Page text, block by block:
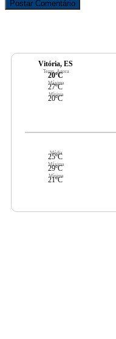
Vitória, ES
Temp. Agora
20ºC
Máxima
27ºC
Mínima
20ºC
Média
25ºC
Máxima
29ºC
Mínima
21ºC